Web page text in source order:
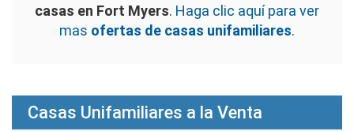
casas en Fort Myers. Haga clic aquí para ver
mas ofertas de casas unifamiliares.
Casas Unifamiliares a la Venta